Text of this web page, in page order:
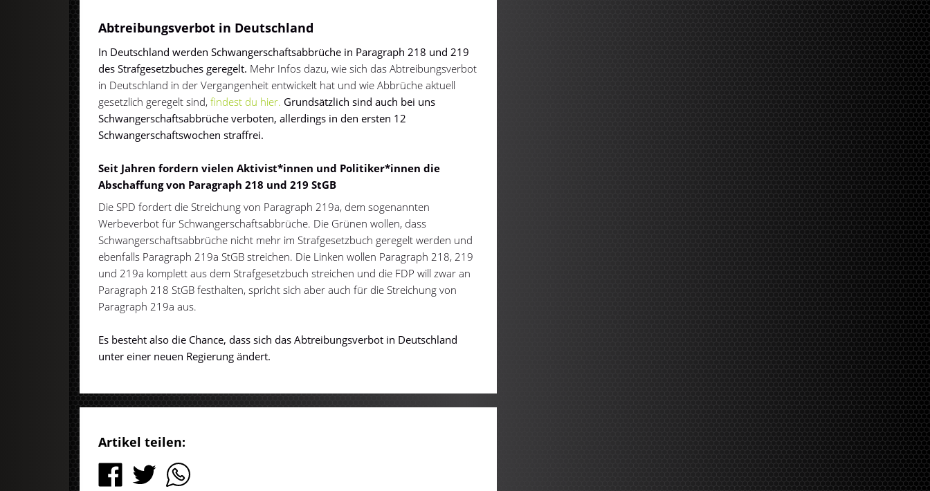
Abtreibungsverbot in Deutschland
In Deutschland werden Schwangerschaftsabbrüche in Paragraph 218 und 219
des Strafgesetzbuches geregelt. Mehr Infos dazu, wie sich das Abtreibungsverbot
in Deutschland in der Vergangenheit entwickelt hat und wie Abbrüche aktuell
gesetzlich geregelt sind,findest du hier. Grundsätzlich sind auch bei uns
Schwangerschaftsabbrüche verboten, allerdings in den ersten 12
Schwangerschaftswochen straffrei.
Seit Jahren fordern vielen Aktivist*innen und Politiker*innen die
Abschaffung von Paragraph 218 und 219 StGB
Die SPD fordert die Streichung von Paragraph 219a, dem sogenannten
Werbeverbot für Schwangerschaftsabbrüche. Die Grünen wollen, dass
Schwangerschaftsabbrüche nicht mehr im Strafgesetzbuch geregelt werden und
ebenfalls Paragraph 219a StGB streichen. Die Linken wollen Paragraph 218, 219
und 219a komplett aus dem Strafgesetzbuch streichen und die FDP will zwar an
Paragraph 218 StGB festhalten, spricht sich aber auch für die Streichung von
Paragraph 219a aus.
Es besteht also die Chance, dass sich das Abtreibungsverbot in Deutschland
unter einer neuen Regierung ändert.
Artikel teilen: